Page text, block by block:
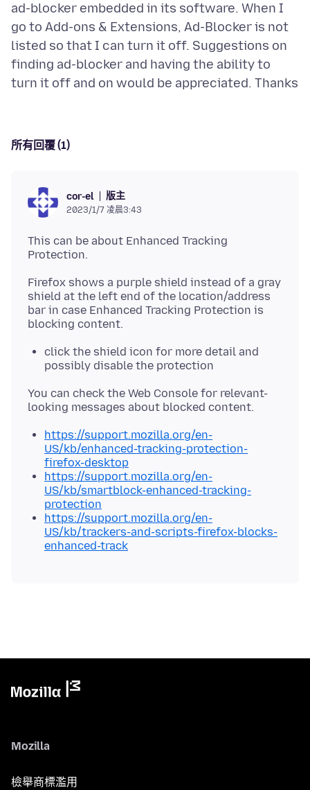
ad-blocker embedded in its software. When I
go to Add-ons & Extensions, Ad-Blocker is not
listed so that I can turn it off. Suggestions on
finding ad-blocker and having the ability to
所有回覆 (1)
cor-el 版主
2023/1/7 凌晨3:43
This can be about Enhanced Tracking
Firefox shows a purple shield instead of a gray
shield at the left end of the location/address
bar in case Enhanced Tracking Protection is
click the shield icon for more detail and
possibly disable the protection
You can check the Web Console for relevant-
https://support.mozilla.org/en-
US/kb/enhanced-tracking-protection-
firefox-desktop
https://support.mozilla.org/en-
US/kb/smartblock-enhanced-tracking-
protection
https://support.mozilla.org/en-
US/kb/trackers-and-scripts-firefox-blocks-
enhanced-track
Mozilla
檢舉商標濫用